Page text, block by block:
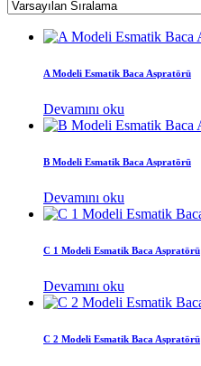
A Modeli Esmatik Baca Aspratörü
Devamını oku
B Modeli Esmatik Baca Aspratörü
Devamını oku
C 1 Modeli Esmatik Baca Aspratörü
Devamını oku
C 2 Modeli Esmatik Baca Aspratörü